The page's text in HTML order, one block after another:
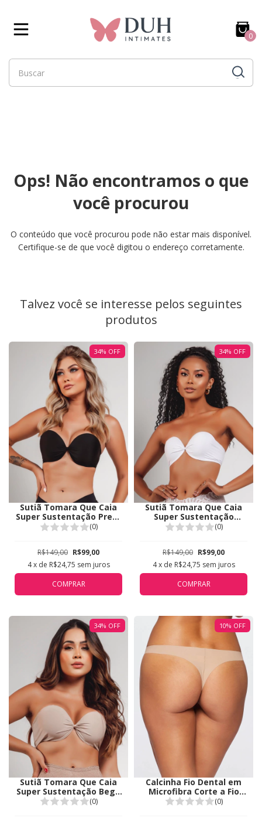
0
Ops! Não encontramos o que
você procurou
O conteúdo que você procurou pode não estar mais disponível.
Certifique-se de que você digitou o endereço corretamente.
Talvez você se interesse pelos seguintes
produtos
34% OFF
Sutiã Tomara Que Caia
Super Sustentação Preto
5311
(0)
R$149,00 R$99,00
4 x de R$24,75 sem juros
COMPRAR
34% OFF
Sutiã Tomara Que Caia
Super Sustentação
Branco 5311(0)
R$149,00 R$99,00
4 x de R$24,75 sem juros
COMPRAR
34% OFF
Sutiã Tomara Que Caia
Super Sustentação Bege
5311
(0)
10% OFF
Calcinha Fio Dental em
Microfibra Corte a Fio
Valisere Bronze 44213
(0)